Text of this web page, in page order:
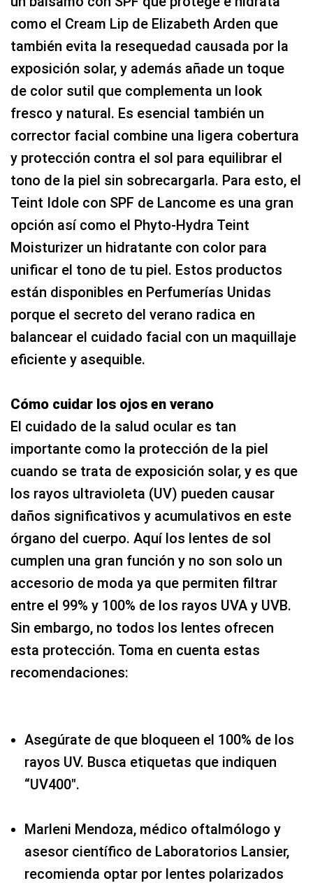
como el Cream Lip de Elizabeth Arden que
también evita la resequedad causada por la
exposición solar, y además añade un toque
de color sutil que complementa un look
fresco y natural. Es esencial también un
corrector facial combine una ligera cobertura
y protección contra el sol para equilibrar el
tono de la piel sin sobrecargarla. Para esto, el
Teint Idole con SPF de Lancome es una gran
opción así como el Phyto-Hydra Teint
Moisturizer un hidratante con color para
unificar el tono de tu piel. Estos productos
están disponibles en Perfumerías Unidas
porque el secreto del verano radica en
balancear el cuidado facial con un maquillaje
eficiente y asequible.
Cómo cuidar los ojos en verano
El cuidado de la salud ocular es tan
importante como la protección de la piel
cuando se trata de exposición solar, y es que
los rayos ultravioleta (UV) pueden causar
daños significativos y acumulativos en este
órgano del cuerpo. Aquí los lentes de sol
cumplen una gran función y no son solo un
accesorio de moda ya que permiten filtrar
entre el 99% y 100% de los rayos UVA y UVB.
Sin embargo, no todos los lentes ofrecen
esta protección. Toma en cuenta estas
recomendaciones:
Asegúrate de que bloqueen el 100% de los
rayos UV. Busca etiquetas que indiquen
“UV400″.
Marleni Mendoza, médico oftalmólogo y
asesor científico de Laboratorios Lansier,
recomienda optar por lentes polarizados